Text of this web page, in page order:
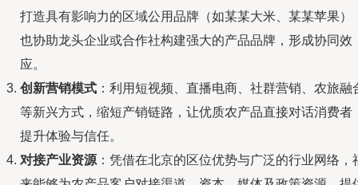
打造具有影响力的区域公用品牌（如某某大米、某某苹果）
也协助龙头企业或合作社构建强大的产品品牌，形成协同效
应。
创新营销模式 ：利用短视频、直播电商、社群营销、农旅融
等新兴方式，缩短产销链路，让优质农产品直接对话消费者
提升体验与信任。
对接产业资源 ：凭借在北京的区位优势与广泛的行业网络，